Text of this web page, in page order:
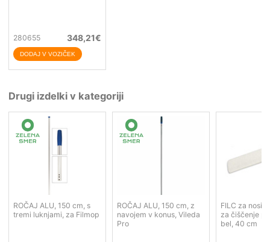
280655 348,21€
Drugi izdelki v kategoriji
ROČAJ ALU, 150 cm, s
tremi luknjami, za Filmop
ROČAJ ALU, 150 cm, z
navojem v konus, Vileda
Pro
FILC za
za čiščenje
bel, 40 cm